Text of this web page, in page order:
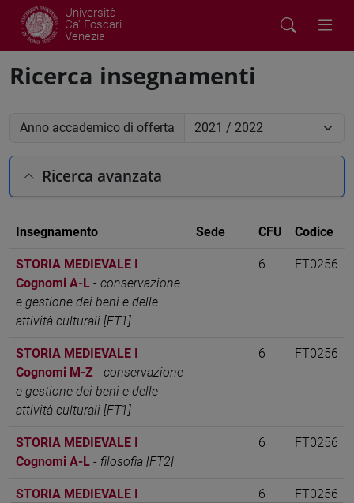
Università
Ca' Foscari
Venezia
Ricerca insegnamenti
Anno accademico di offerta
Ricerca avanzata
Insegnamento Sede CFU Codice
STORIA MEDIEVALE I
Cognomi A-L - conservazione
e gestione dei beni e delle
attività culturali [FT1]
6 FT0256
STORIA MEDIEVALE I
Cognomi M-Z - conservazione
e gestione dei beni e delle
attività culturali [FT1]
6 FT0256
STORIA MEDIEVALE I
Cognomi A-L - filosofia [FT2]
6 FT0256
STORIA MEDIEVALE I
6 FT0256